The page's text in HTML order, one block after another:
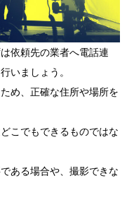
依頼先の業者へ電話連
いましょう。
め、正確な住所や場所を
こでもできるものではな
ある場合や、撮影できな